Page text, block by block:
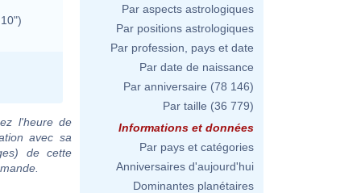
l'heure de
avec sa
de cette
Par aspects astrologiques
Par positions astrologiques
Par profession, pays et date
Par date de naissance
Par anniversaire (78 146)
Par taille (36 779)
Informations et données
Par pays et catégories
Anniversaires d'aujourd'hui
Dominantes planétaires